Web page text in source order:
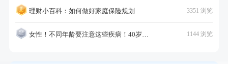
理财小百科：如何做好家庭保险规划 3351 浏览
女性！不同年龄要注意这些疾病！40岁的这个疾病最需要注意！ 1144 浏览